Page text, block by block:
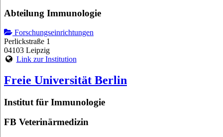
Abteilung Immunologie
Forschungseinrichtungen
Perlickstraße 1
04103 Leipzig
Link zur Institution
Freie Universität Berlin
Institut für Immunologie
FB Veterinärmedizin